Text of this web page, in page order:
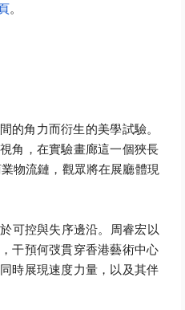
。
的角力而衍生的美學試驗。
角， 在實驗畫廊這一個狹長
物流鏈， 觀眾將在展廳體現
可控與失序邊沿。周睿宏以
干預何弢貫穿香港藝術中心
同時展現速度力量，以及其伴